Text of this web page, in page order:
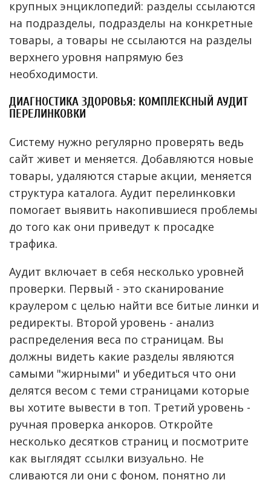
крупных энциклопедий: разделы ссылаются
на подразделы, подразделы на конкретные
товары, а товары не ссылаются на разделы
верхнего уровня напрямую без
необходимости.
ДИАГНОСТИКА ЗДОРОВЬЯ: КОМПЛЕКСНЫЙ АУДИТ
ПЕРЕЛИНКОВКИ
Систему нужно регулярно проверять ведь
сайт живет и меняется. Добавляются новые
товары, удаляются старые акции, меняется
структура каталога. Аудит перелинковки
помогает выявить накопившиеся проблемы
до того как они приведут к просадке
трафика.
Аудит включает в себя несколько уровней
проверки. Первый - это сканирование
краулером с целью найти все битые линки и
редиректы. Второй уровень - анализ
распределения веса по страницам. Вы
должны видеть какие разделы являются
самыми "жирными" и убедиться что они
делятся весом с теми страницами которые
вы хотите вывести в топ. Третий уровень -
ручная проверка анкоров. Откройте
несколько десятков страниц и посмотрите
как выглядят ссылки визуально. Не
сливаются ли они с фоном, понятно ли